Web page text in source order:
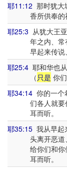
耶11:12 那时犹大
香所供奉的
耶25:3 从犹大王
年之内、
早起来传说、
耶25:4 耶和华也
（只是 你
耶34:14 你的一个
们各人就要
耳而听。
耶35:15 我从早起
头离开恶
给你们和你
耳而听。